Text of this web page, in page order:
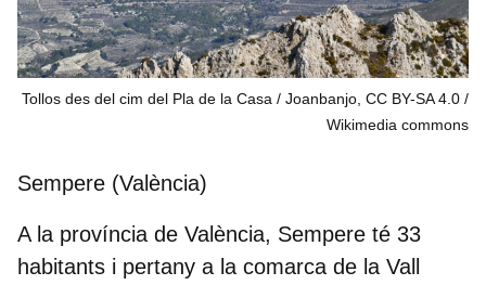
Tollos des del cim del Pla de la Casa / Joanbanjo, CC BY-SA 4.0
Wikimedia commons
Sempere (València)
A la província de València, Sempere té 33
habitants i pertany a la comarca de la Vall